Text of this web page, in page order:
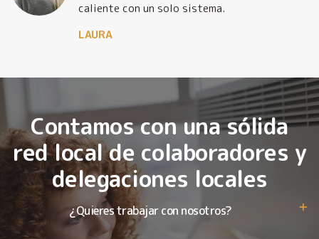
caliente con un solo sistema.
LAURA
Contamos con una sólida
red local de colaboradores y
delegaciones locales
¿Quieres trabajar con nosotros?